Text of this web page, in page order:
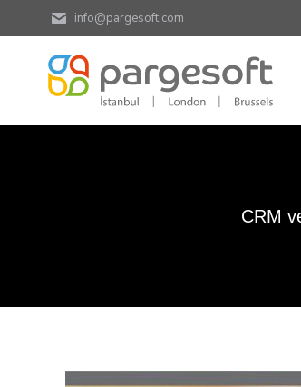
info@pargesoft.com
CRM